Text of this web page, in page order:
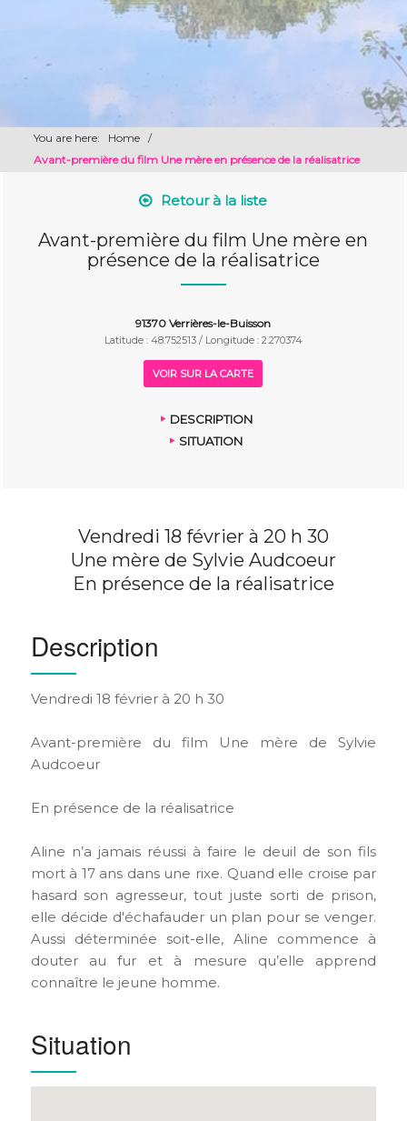
You are here: Home
/
Avant-première du film Une mère en présence de la réalisatrice
Retour à la liste
Avant-première du film Une mère en
présence de la réalisatrice
91370 Verrières-le-Buisson
Latitude : 48.752513 / Longitude : 2.270374
VOIR SUR LA CARTE
DESCRIPTION
SITUATION
Vendredi 18 février à 20 h 30
Une mère de Sylvie Audcoeur
En présence de la réalisatrice
Description
Vendredi 18 février à 20 h 30
Avant-première du film Une mère de Sylvie
Audcoeur
En présence de la réalisatrice
Aline n’a jamais réussi à faire le deuil de son fils
mort à 17 ans dans une rixe. Quand elle croise par
hasard son agresseur, tout juste sorti de prison,
elle décide d'échafauder un plan pour se venger.
Aussi déterminée soit-elle, Aline commence à
douter au fur et à mesure qu’elle apprend
connaître le jeune homme.
Situation